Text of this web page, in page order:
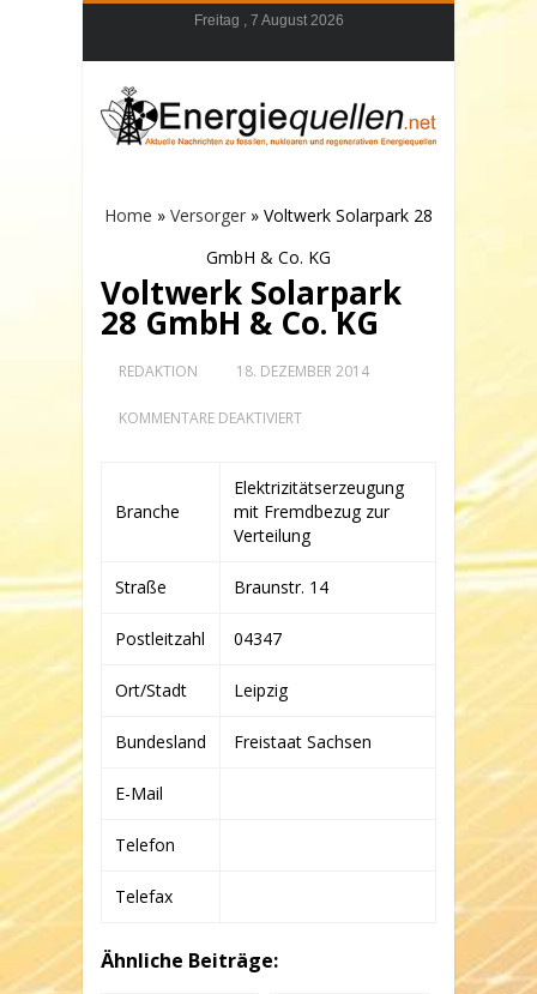
Freitag , 7 August 2026
Home » Versorger » Voltwerk Solarpark 28
GmbH & Co. KG
Voltwerk Solarpark
28 GmbH & Co. KG
REDAKTION 18. DEZEMBER 2014
KOMMENTARE DEAKTIVIERTFÜR
GMBH
&
CO.
KG
Branche
Elektrizitätserzeugung
mit Fremdbezug zur
Verteilung
Straße Braunstr. 14
Postleitzahl 04347
Ort/Stadt Leipzig
Bundesland Freistaat Sachsen
E-Mail
Telefon
Telefax
Ähnliche Beiträge: